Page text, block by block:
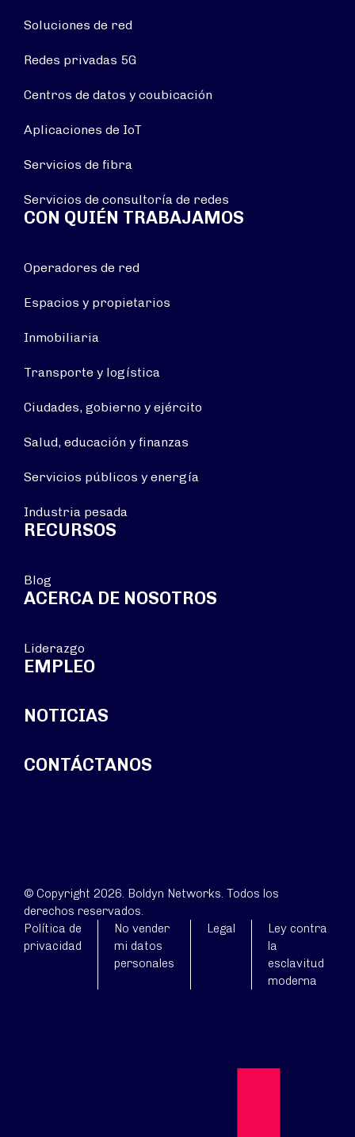
Soluciones de red
Redes privadas 5G
Centros de datos y coubicación
Aplicaciones de IoT
Servicios de fibra
Servicios de consultoría de redes
CON QUIÉN TRABAJAMOS
Operadores de red
Espacios y propietarios
Inmobiliaria
Transporte y logística
Ciudades, gobierno y ejército
Salud, educación y finanzas
Servicios públicos y energía
Industria pesada
RECURSOS
Blog
ACERCA DE NOSOTROS
Liderazgo
EMPLEO
NOTICIAS
CONTÁCTANOS
© Copyright 2026. Boldyn Networks. Todos los
derechos reservados.
Política de
privacidad
No vender
mi datos
personales
Legal
Ley contra
la
esclavitud
moderna